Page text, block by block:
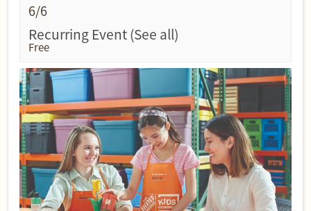
丫丫夥伴 + 友情連接
6/6
Recurring Event(See all)
Free